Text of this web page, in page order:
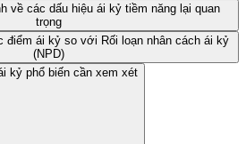
về các dấu hiệu ái kỷ tiềm năng lại quan
trọng
điểm ái kỷ so với Rối loạn nhân cách ái kỷ
(NPD)
kỷ phổ biến cần xem xét